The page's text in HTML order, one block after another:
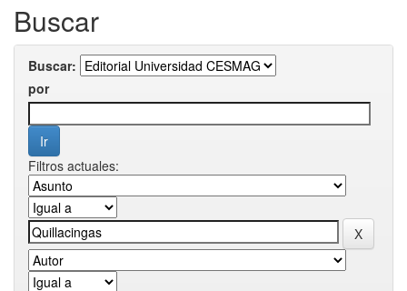
Buscar
Buscar:
por
Filtros actuales: